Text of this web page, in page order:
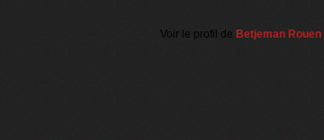
Voir le profil de Betjeman Rouen